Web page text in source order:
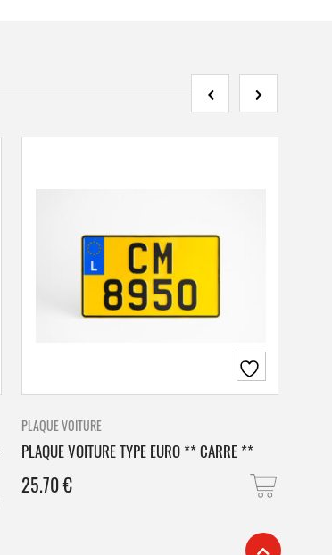
PLAQUE VOITURE
PLAQUE VOITURE TYPE EURO ** CARRE **
25.70€